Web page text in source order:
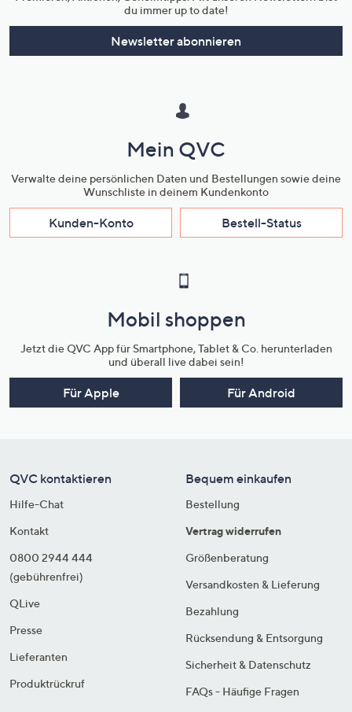
du immer up to date!
Newsletter abonnieren
Mein QVC
Verwalte deine persönlichen Daten und Bestellungen sowie deine
Wunschliste in deinem Kundenkonto
Kunden-Konto Bestell-Status
Mobil shoppen
Jetzt die QVC App für Smartphone, Tablet & Co. herunterladen
und überall live dabei sein!
Für Apple Für Android
QVC kontaktieren
Hilfe-Chat
Kontakt
0800 2944 444
(gebührenfrei)
QLive
Presse
Lieferanten
Produktrückruf
Bequem einkaufen
Bestellung
Vertrag widerrufen
Größenberatung
Versandkosten & Lieferung
Bezahlung
Rücksendung & Entsorgung
Sicherheit & Datenschutz
FAQs - Häufige Fragen